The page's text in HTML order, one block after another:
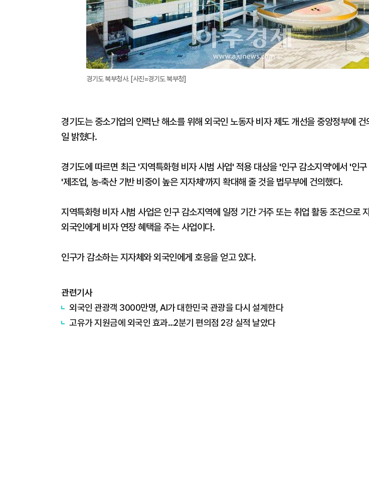
경기도 북부청사. [사진=경기도 북부청]
경기도는 중소기업의 인력난 해소를 위해 외국인 노동자 비자 제도 개선을 중앙정부에
일 밝혔다.
경기도에 따르면 최근 '지역특화형 비자 시범 사업' 적용 대상을 '인구 감소지역'에서 '인
'제조업, 농·축산 기반 비중이 높은 지자체'까지 확대해 줄 것을 법무부에 건의했다.
지역특화형 비자 시범 사업은 인구 감소지역에 일정 기간 거주 또는 취업 활동 조건으로
외국인에게 비자 연장 혜택을 주는 사업이다.
인구가 감소하는 지자체와 외국인에게 호응을 얻고 있다.
관련기사
외국인 관광객 3000만명, AI가 대한민국 관광을 다시 설계한다
고유가 지원금에 외국인 효과…2분기 편의점 2강 실적 날았다